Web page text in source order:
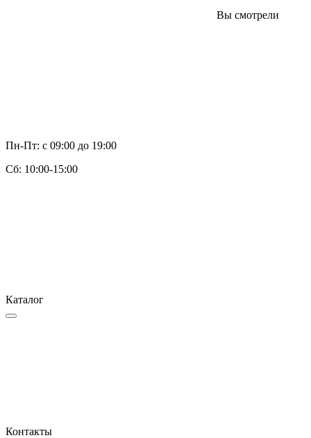
Вы смотрели
Пн-Пт: с 09:00 до 19:00
Cб: 10:00-15:00
Каталог
Контакты